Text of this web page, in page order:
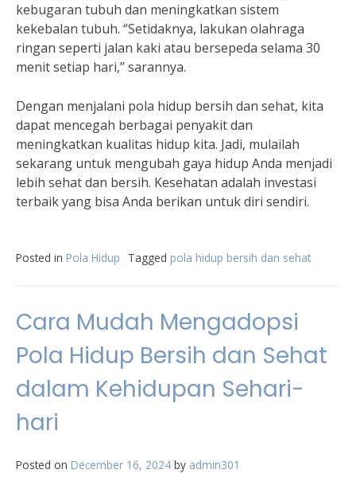
kebugaran tubuh dan meningkatkan sistem
kekebalan tubuh. “Setidaknya, lakukan olahraga
ringan seperti jalan kaki atau bersepeda selama 30
menit setiap hari,” sarannya.
Dengan menjalani pola hidup bersih dan sehat, kita
dapat mencegah berbagai penyakit dan
meningkatkan kualitas hidup kita. Jadi, mulailah
sekarang untuk mengubah gaya hidup Anda menjadi
lebih sehat dan bersih. Kesehatan adalah investasi
terbaik yang bisa Anda berikan untuk diri sendiri.
Posted in Pola Hidup Tagged pola hidup bersih dan sehat
Cara Mudah Mengadopsi
Pola Hidup Bersih dan Sehat
dalam Kehidupan Sehari-
hari
Posted on December 16, 2024 by admin301